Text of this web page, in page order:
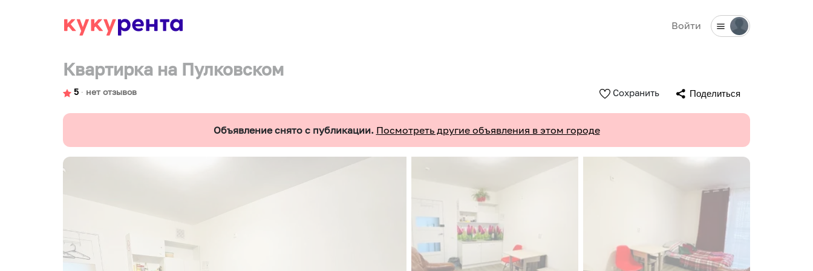
Войти
Квартирка на Пулковском
5 ∙ нет отзывов Сохранить Поделиться
Объявление снято с публикации. Посмотреть другие объявления в этом городе